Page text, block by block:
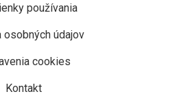
používania
osobných údajov
cookies
Kontakt